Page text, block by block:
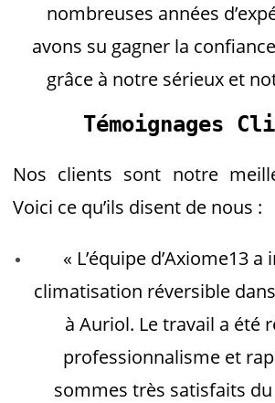
nombreuses années
avons su gagner la
grâce à notre sérieux et
Témoignages
Nos clients sont notre
Voici ce qu’ils disent de nous :
« L’équipe d’Axiome13
climatisation réversible
à Auriol. Le travail a été
professionnalisme et
sommes très satisfaits